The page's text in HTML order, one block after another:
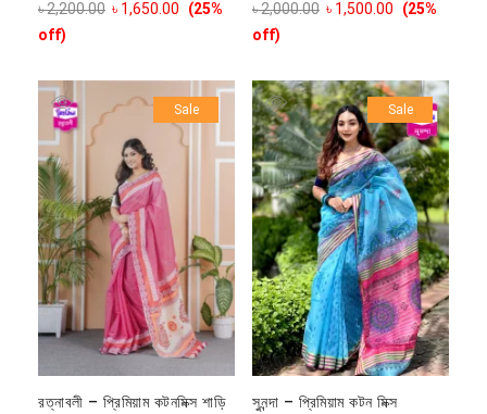
৳2,200.00 ৳ 1,650.00
(25%
off)
৳2,000.00 ৳ 1,500.00
(25%
off)
Sale
রত্নাবলী – প্রিমিয়াম কটনমিক্স শাড়ি
Sale
সুনন্দা – প্রিমিয়াম কটন মিক্স